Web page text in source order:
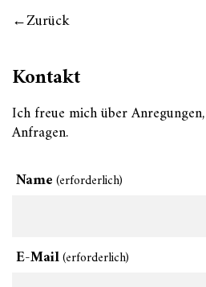
Zurück
Kontakt
Ich freue mich über
Anfragen.
Name(erforderlich)
E-Mail(erforderlich)